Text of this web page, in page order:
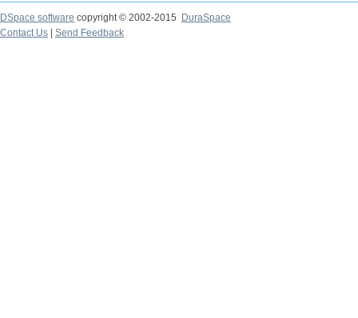
DSpace software copyright © 2002-2015
DuraSpace
Contact Us
Send Feedback